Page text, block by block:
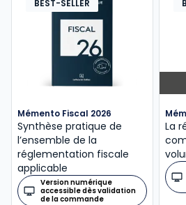
BEST-SELLER
Mémento Fiscal 2026
Synthèse pratique de
l’ensemble de la
réglementation fiscale
applicable
Version numérique
accessible dès validation
de la commande
La